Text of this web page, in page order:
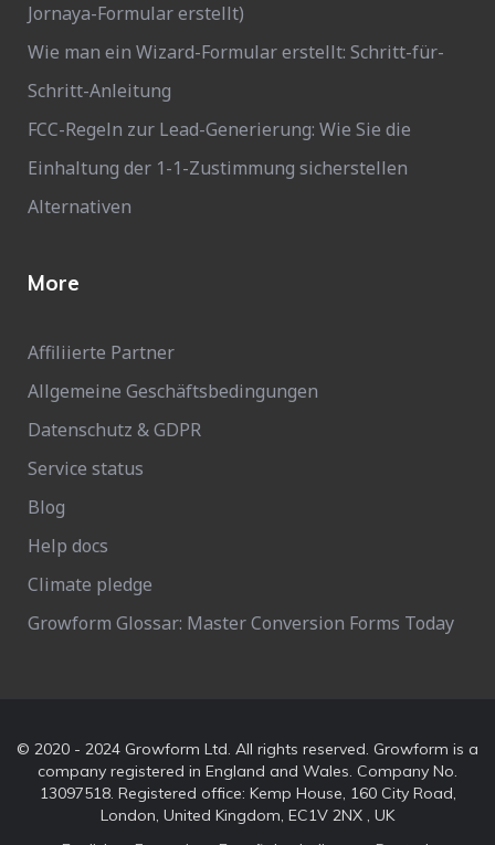
Jornaya-Formular erstellt)
Wie man ein Wizard-Formular erstellt: Schritt-für-
Schritt-Anleitung
FCC-Regeln zur Lead-Generierung: Wie Sie die
Einhaltung der 1-1-Zustimmung sicherstellen
Alternativen
More
Affiliierte Partner
Allgemeine Geschäftsbedingungen
Datenschutz & GDPR
Service status
Blog
Help docs
Climate pledge
Growform Glossar: Master Conversion Forms Today
© 2020 - 2024 Growform Ltd. All rights reserved. Growform is a
company registered in England and Wales. Company No.
13097518. Registered office: Kemp House, 160 City Road,
London, United Kingdom, EC1V 2NX , UK